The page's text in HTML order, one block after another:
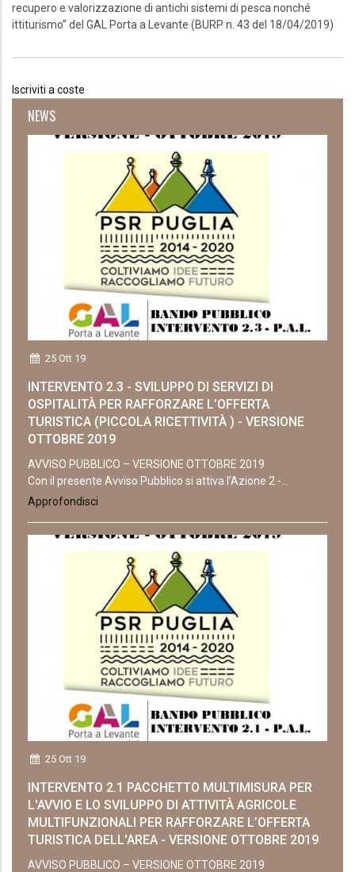
recupero e valorizzazione di antichi sistemi di pesca nonché
ittiturismo” del GAL Porta a Levante (BURP n. 43 del 18/04/2019)
Iscriviti a coste
NEWS
25 Ott 19
INTERVENTO 2.3 - SVILUPPO DI SERVIZI DI
OSPITALITÀ PER RAFFORZARE L’OFFERTA
TURISTICA (PICCOLA RICETTIVITÀ ) - VERSIONE
OTTOBRE 2019
AVVISO PUBBLICO – VERSIONE OTTOBRE 2019
Con il presente Avviso Pubblico si attiva l’Azione 2 -...
Approfondisci
25 Ott 19
INTERVENTO 2.1 PACCHETTO MULTIMISURA PER
L'AVVIO E LO SVILUPPO DI ATTIVITÀ AGRICOLE
MULTIFUNZIONALI PER RAFFORZARE L’OFFERTA
TURISTICA DELL'AREA - VERSIONE OTTOBRE 2019
AVVISO PUBBLICO – VERSIONE OTTOBRE 2019